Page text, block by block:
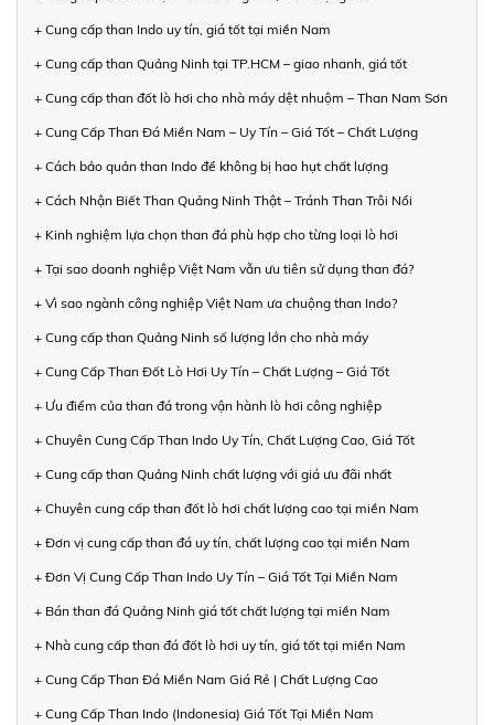
+ Cung cấp than Indo uy tín, giá tốt tại miền Nam
+ Cung cấp than Quảng Ninh tại TP.HCM – giao nhanh, giá tốt
+ Cung cấp than đốt lò hơi cho nhà máy dệt nhuộm – Than Nam Sơn
+ Cung Cấp Than Đá Miền Nam – Uy Tín – Giá Tốt – Chất Lượng
+ Cách bảo quản than Indo để không bị hao hụt chất lượng
+ Cách Nhận Biết Than Quảng Ninh Thật – Tránh Than Trôi Nổi
+ Kinh nghiệm lựa chọn than đá phù hợp cho từng loại lò hơi
+ Tại sao doanh nghiệp Việt Nam vẫn ưu tiên sử dụng than đá?
+ Vì sao ngành công nghiệp Việt Nam ưa chuộng than Indo?
+ Cung cấp than Quảng Ninh số lượng lớn cho nhà máy
+ Cung Cấp Than Đốt Lò Hơi Uy Tín – Chất Lượng – Giá Tốt
+ Ưu điểm của than đá trong vận hành lò hơi công nghiệp
+ Chuyên Cung Cấp Than Indo Uy Tín, Chất Lượng Cao, Giá Tốt
+ Cung cấp than Quảng Ninh chất lượng với giá ưu đãi nhất
+ Chuyên cung cấp than đốt lò hơi chất lượng cao tại miền Nam
+ Đơn vị cung cấp than đá uy tín, chất lượng cao tại miền Nam
+ Đơn Vị Cung Cấp Than Indo Uy Tín – Giá Tốt Tại Miền Nam
+ Bán than đá Quảng Ninh giá tốt chất lượng tại miền Nam
+ Nhà cung cấp than đá đốt lò hơi uy tín, giá tốt tại miền Nam
+ Cung Cấp Than Đá Miền Nam Giá Rẻ | Chất Lượng Cao
+ Cung Cấp Than Indo (Indonesia) Giá Tốt Tại Miền Nam